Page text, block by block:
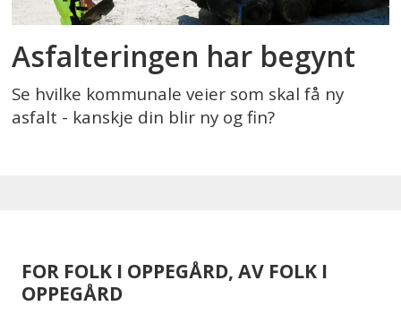
Asfalteringen har begynt
Se hvilke kommunale veier som skal få ny
asfalt - kanskje din blir ny og fin?
FOR FOLK I OPPEGÅRD, AV FOLK I
OPPEGÅRD